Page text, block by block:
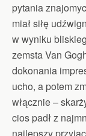
pytania
miał siłę
w wyniku
zemsta Van
dokonania
ucho, a potem
włącznie –
cios padł z